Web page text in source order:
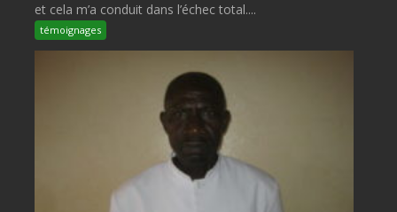
et cela m’a conduit dans l’échec total....
témoignages